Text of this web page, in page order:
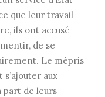
que leur travail
ils ont accusé
de se
Le mépris
aux
part de leurs